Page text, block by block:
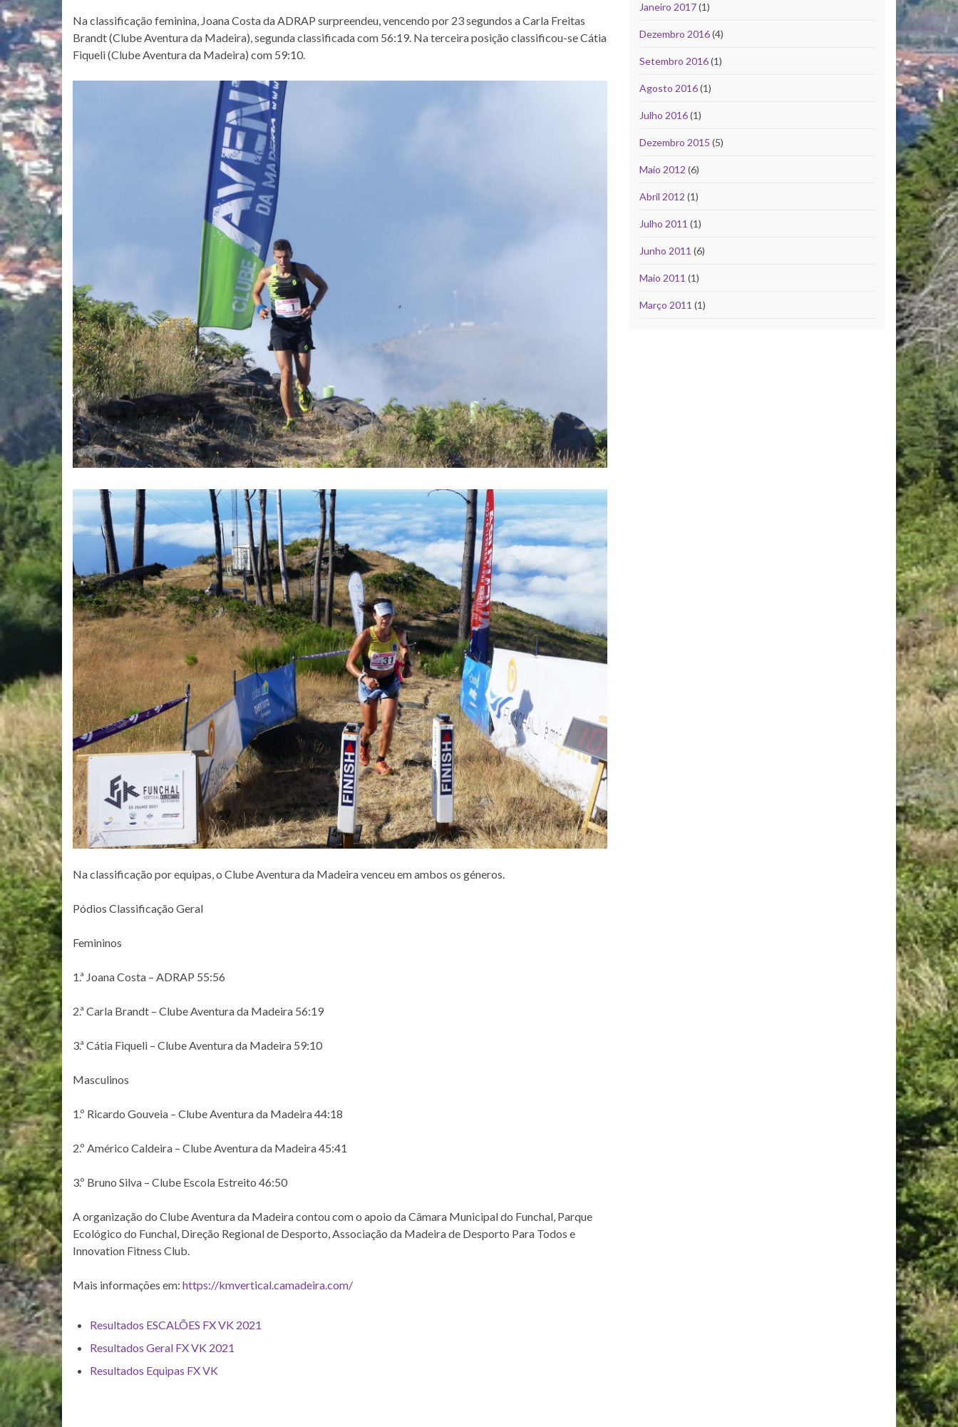
Na classificação feminina, Joana Costa da ADRAP surpreendeu, vencendo por 23 segundos a Carla Freitas
Brandt (Clube Aventura da Madeira), segunda classificada com 56:19. Na terceira posição classificou-se Cátia
Fiqueli (Clube Aventura da Madeira) com 59:10.
Na classificação por equipas, o Clube Aventura da Madeira venceu em ambos os géneros.
Pódios Classificação Geral
Femininos
1.ª Joana Costa – ADRAP 55:56
2.ª Carla Brandt – Clube Aventura da Madeira 56:19
3.ª Cátia Fiqueli – Clube Aventura da Madeira 59:10
Masculinos
1.º Ricardo Gouveia – Clube Aventura da Madeira 44:18
2.º Américo Caldeira – Clube Aventura da Madeira 45:41
3.º Bruno Silva – Clube Escola Estreito 46:50
A organização do Clube Aventura da Madeira contou com o apoio da Câmara Municipal do Funchal, Parque
Ecológico do Funchal, Direção Regional de Desporto, Associação da Madeira de Desporto Para Todos e
Innovation Fitness Club.
Mais informações em: https://kmvertical.camadeira.com/
Resultados ESCALÕES FX VK 2021
Resultados Geral FX VK 2021
Resultados Equipas FX VK
Janeiro 2017(1)
Dezembro 2016(4)
Setembro 2016(1)
Agosto 2016(1)
Julho 2016(1)
Dezembro 2015 (5)
Maio 2012 (6)
Abril 2012 (1)
Julho 2011 (1)
Junho 2011 (6)
Maio 2011 (1)
Março 2011 (1)